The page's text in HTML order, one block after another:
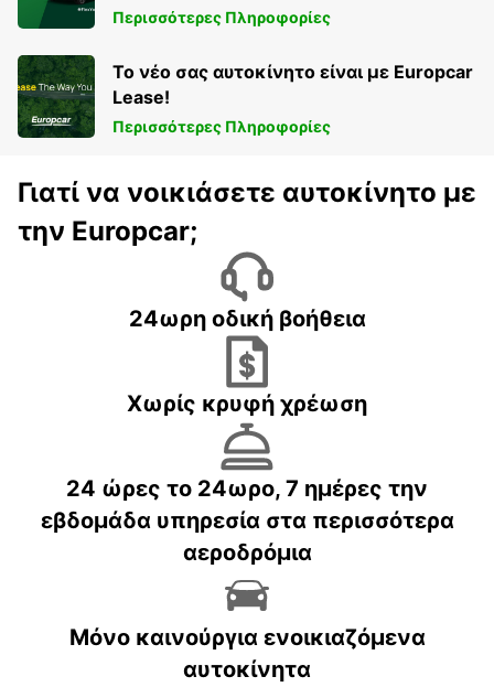
Περισσότερες Πληροφορίες
Το νέο σας αυτοκίνητο είναι με Europcar
Lease!
Περισσότερες Πληροφορίες
Γιατί να νοικιάσετε αυτοκίνητο με
την Europcar;
24ωρη οδική βοήθεια
Χωρίς κρυφή χρέωση
24 ώρες το 24ωρο, 7 ημέρες την
εβδομάδα υπηρεσία στα περισσότερα
αεροδρόμια
Μόνο καινούργια ενοικιαζόμενα
αυτοκίνητα